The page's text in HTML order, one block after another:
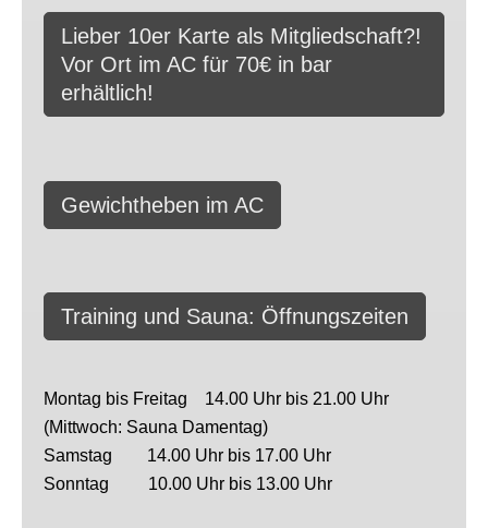
Lieber 10er Karte als Mitgliedschaft?!
Vor Ort im AC für 70€ in bar
erhältlich!
Gewichtheben im AC
Training und Sauna: Öffnungszeiten
Montag bis Freitag 14.00 Uhr bis 21.00 Uhr
(Mittwoch: Sauna Damentag)
Samstag 14.00 Uhr bis 17.00 Uhr
Sonntag 10.00 Uhr bis 13.00 Uhr